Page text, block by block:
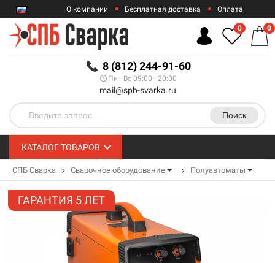
RUB
О компании Бесплатная доставка Оплата
Гарантии
8 (812) 244-91-60
Пн—Вс 09:00—20:00
mail@spb-svarka.ru
Поиск
0 0
КАТАЛОГ ТОВАРОВ
СПБ Сварка Сварочное оборудование Полуавтоматы
ГАРАНТИЯ 5 ЛЕТ